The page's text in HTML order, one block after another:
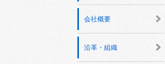
会社概要
沿革・組織